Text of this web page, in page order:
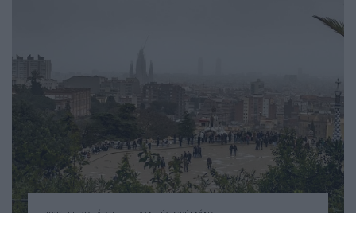
2026. FEBRUÁR 7. ● HAMU ÉS GYÉMÁNT